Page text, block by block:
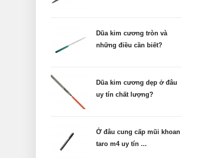
Dũa kim cương tròn và
những điều cần biết?
Dũa kim cương dẹp ở đâu
uy tín chất lượng?
Ở đâu cung cấp mũi khoan
taro m4 uy tín ...